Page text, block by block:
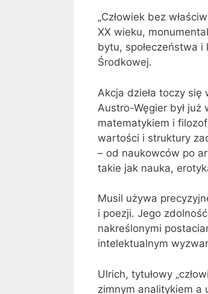
„Człowiek bez
XX wieku,
bytu, społeczeństwa
Środkowej.
Akcja dzieła toczy
Austro-Węgier był
matematykiem i
wartości i struktury
– od naukowców po
takie jak nauka,
Musil używa
i poezji. Jego
nakreślonymi
intelektualnym
Ulrich, tytułowy
zimnym analitykiem a